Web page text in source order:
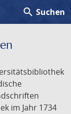
search Suchen
im Jahr 1734